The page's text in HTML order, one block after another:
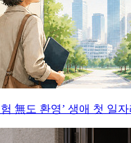
험 無도 환영’ 생애 첫 일